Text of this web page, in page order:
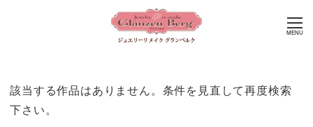
MENU
該当する作品はありません。条件を見直して再度検索
下さい。